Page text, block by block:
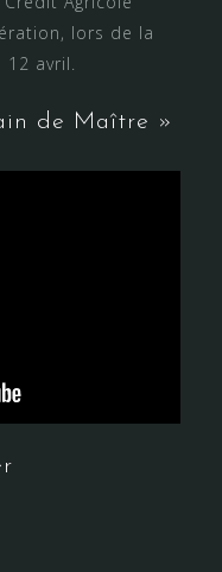
lors de la
avril.
de Maître »